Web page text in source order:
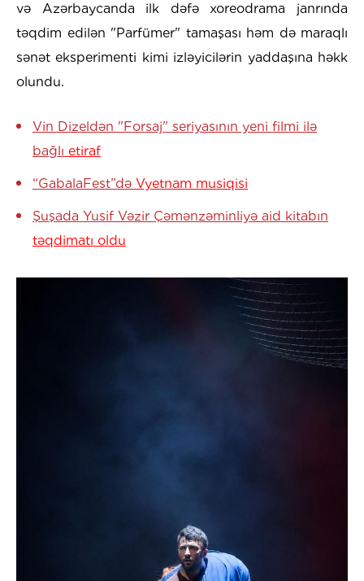
və Azərbaycanda ilk dəfə xoreodrama janrında
təqdim edilən "Parfümer" tamaşası həm də maraqlı
sənət eksperimenti kimi izləyicilərin yaddaşına həkk
olundu.
Vin Dizeldən "Forsaj" seriyasının yeni filmi ilə
bağlı etiraf
“GabalaFest”də Vyetnam musiqisi
Şuşada Yusif Vəzir Çəmənzəminliyə aid kitabın
təqdimatı oldu